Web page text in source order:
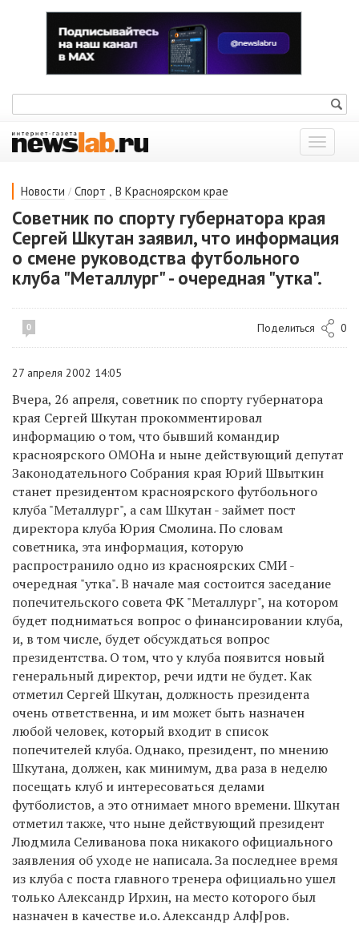
Показать
меню
Новости / Спорт , В Красноярском крае
Советник по спорту губернатора края
Сергей Шкутан заявил, что информация
о смене руководства футбольного
клуба "Металлург" - очередная "утка".
0 Поделиться 0
27 апреля 2002 14:05
Вчера, 26 апреля, советник по спорту губернатора
края Сергей Шкутан прокомментировал
информацию о том, что бывший командир
красноярского ОМОНа и ныне действующий депутат
Законодательного Собрания края Юрий Швыткин
станет президентом красноярского футбольного
клуба "Металлург", а сам Шкутан - займет пост
директора клуба Юрия Смолина. По словам
советника, эта информация, которую
распространило одно из красноярских СМИ -
очередная "утка". В начале мая состоится заседание
попечительского совета ФК "Металлург", на котором
будет подниматься вопрос о финансировании клуба,
и, в том числе, будет обсуждаться вопрос
президентства. О том, что у клуба появится новый
генеральный директор, речи идти не будет. Как
отметил Сергей Шкутан, должность президента
очень ответственна, и им может быть назначен
любой человек, который входит в список
попечителей клуба. Однако, президент, по мнению
Шкутана, должен, как минимум, два раза в неделю
посещать клуб и интересоваться делами
футболистов, а это отнимает много времени. Шкутан
отметил также, что ныне действующий президент
Людмила Селиванова пока никакого официального
заявления об уходе не написала. За последнее время
из клуба с поста главного тренера официально ушел
только Александр Ирхин, на место которого был
назначен в качестве и.о. Александр АлфЈров.